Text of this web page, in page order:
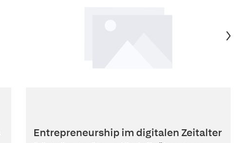
Entrepreneurship im digitalen Zeitalter